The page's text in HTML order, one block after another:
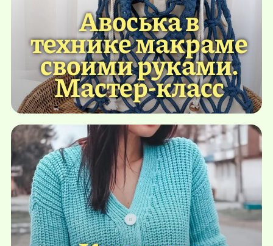
Авоська в
технике макраме
своими руками.
Мастер-класс